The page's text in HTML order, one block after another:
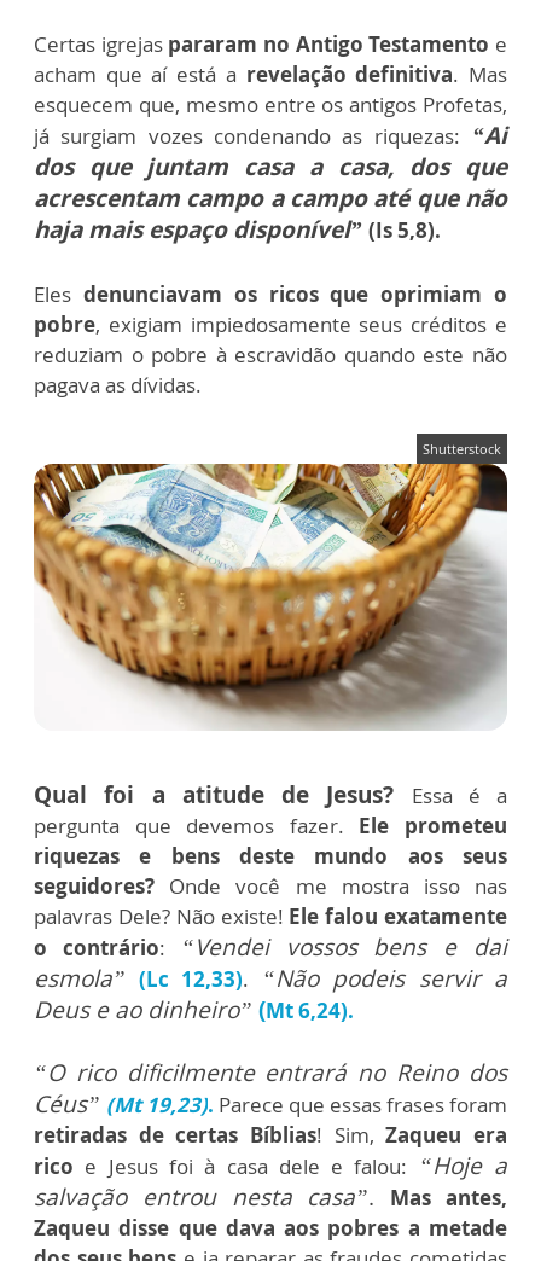
Certas igrejas pararam no Antigo Testamento e
acham que aí está a revelação definitiva. Mas
esquecem que, mesmo entre os antigos Profetas,
já surgiam vozes condenando as riquezas: “Ai
dos que juntam casa a casa, dos que
acrescentam campo a campo até que não
haja mais espaço disponível” (Is 5,8).
Eles denunciavam os ricos que oprimiam o
pobre, exigiam impiedosamente seus créditos e
reduziam o pobre à escravidão quando este não
pagava as dívidas.
Shutterstock
Qual foi a atitude de Jesus?
Essa é a
pergunta que devemos fazer. Ele prometeu
riquezas e bens deste mundo aos seus
seguidores? Onde você me mostra isso nas
palavras Dele? Não existe! Ele falou exatamente
o contrário:
“Vendei vossos bens e dai
esmola” (Lc 12,33).
“Não podeis servir a
Deus e ao dinheiro” (Mt 6,24).
“O rico dificilmente entrará no Reino dos
Céus” (Mt 19,23). Parece que essas frases foram
retiradas de certas Bíblias! Sim,Zaqueu era
rico e Jesus foi à casa dele e falou: “Hoje a
salvação entrou nesta casa”. Mas antes,
Zaqueu disse que dava aos pobres a metade